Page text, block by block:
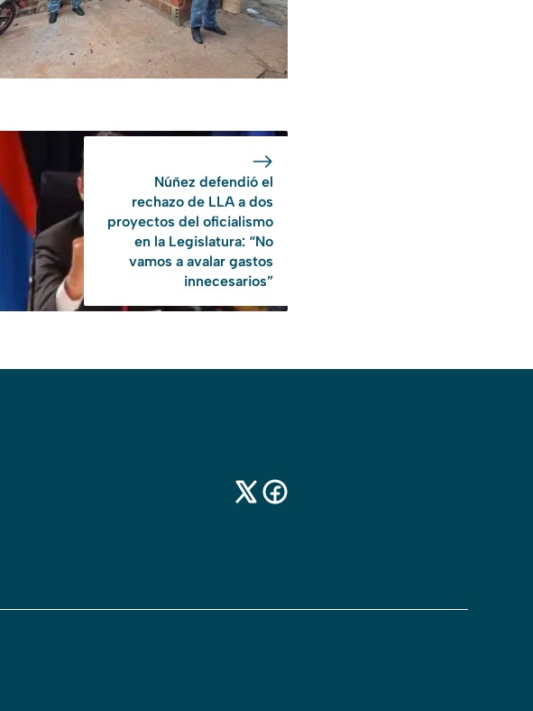
Núñez defendió el
rechazo de LLA a dos
proyectos del oficialismo
en la Legislatura: “No
vamos a avalar gastos
innecesarios”